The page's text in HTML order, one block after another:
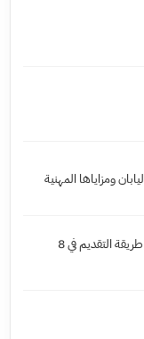
دليل التسجيل في منحة اليابان MEXT: طريقة التقديم في 8